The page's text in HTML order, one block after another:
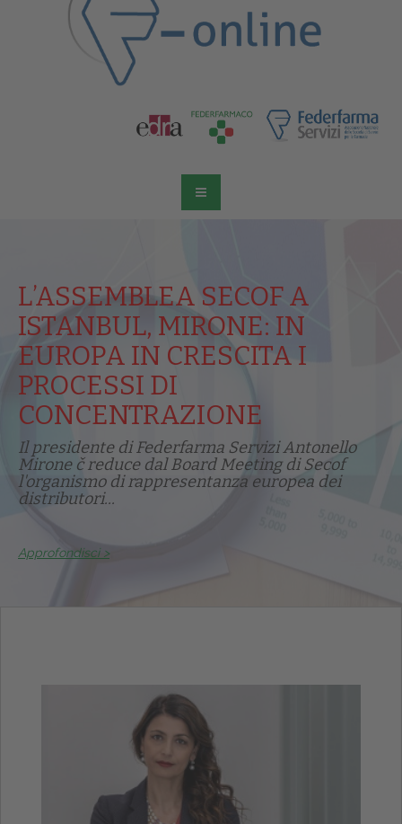
L’ASSEMBLEA SECOF A
ISTANBUL, MIRONE: IN
EUROPA IN CRESCITA I
PROCESSI DI
CONCENTRAZIONE
Il presidente di Federfarma Servizi Antonello
Mirone č reduce dal Board Meeting di Secof
l'organismo di rappresentanza europea dei
distributori...
Approfondisci >